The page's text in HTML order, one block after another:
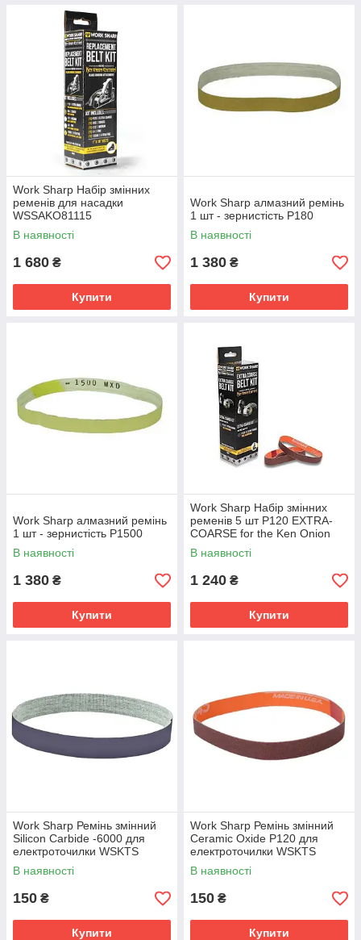
Work Sharp Набір змінних
ременів для насадки
WSSAKO81115
В наявності
1 680 ₴
Купити
Work Sharp алмазний ремінь
1 шт - зернистість P180
В наявності
1 380 ₴
Купити
Work Sharp алмазний ремінь
1 шт - зернистість P1500
В наявності
1 380 ₴
Купити
Work Sharp Набір змінних
ременів 5 шт P120 EXTRA-
COARSE for the Ken Onion
Edition Knife & Tool
В наявності
1 240 ₴
Купити
Work Sharp Ремінь змінний
Silicon Carbide -6000 для
електроточилки WSKTS
В наявності
150 ₴
Купити
Work Sharp Ремінь змінний
Ceramic Oxide P120 для
електроточилки WSKTS
В наявності
150 ₴
Купити